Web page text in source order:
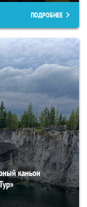
ПОДРОБНЕЕ
каньон